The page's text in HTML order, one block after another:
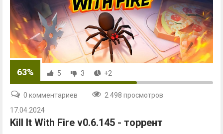
63% 5 3 +2
0 комментариев
2 498 просмотров
17.04.2024
Kill It With Fire v0.6.145 - торрент